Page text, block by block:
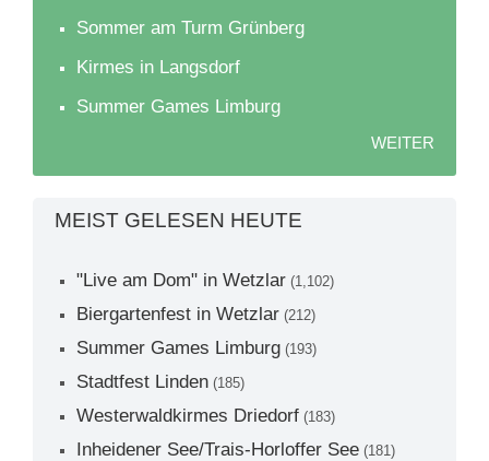
Sommer am Turm Grünberg
Kirmes in Langsdorf
Summer Games Limburg
WEITER
MEIST GELESEN HEUTE
"Live am Dom" in Wetzlar (1,102)
Biergartenfest in Wetzlar (212)
Summer Games Limburg (193)
Stadtfest Linden (185)
Westerwaldkirmes Driedorf (183)
Inheidener See/Trais-Horloffer See (181)